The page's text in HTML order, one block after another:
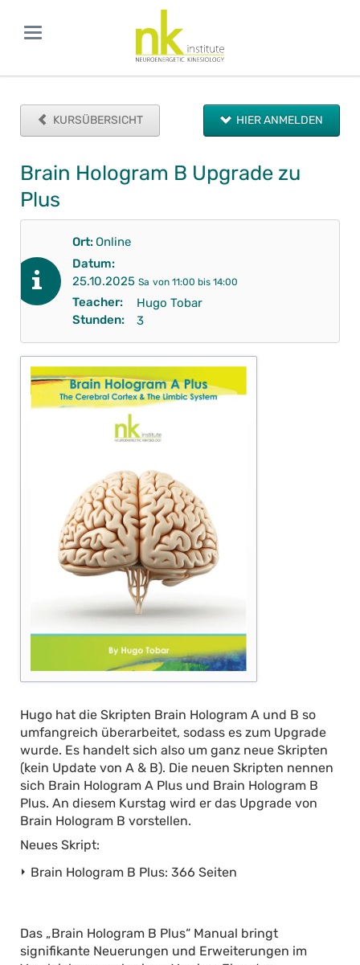
KURSÜBERSICHT HIER ANMELDEN
Brain Hologram B Upgrade zu
Plus
Ort: Online
Datum:
25.10.2025 Sa von 11:00 bis 14:00
Teacher:
Hugo Tobar
Stunden:
3
Hugo hat die Skripten Brain Hologram A und B so
umfangreich überarbeitet, sodass es zum Upgrade
wurde. Es handelt sich also um ganz neue Skripten
(kein Update von A & B). Die neuen Skripten nennen
sich Brain Hologram A Plus und Brain Hologram B
Plus. An diesem Kurstag wird er das Upgrade von
Brain Hologram B vorstellen.
Neues Skript:
Brain Hologram B Plus: 366 Seiten
Das „Brain Hologram B Plus“ Manual bringt
signifikante Neuerungen und Erweiterungen im